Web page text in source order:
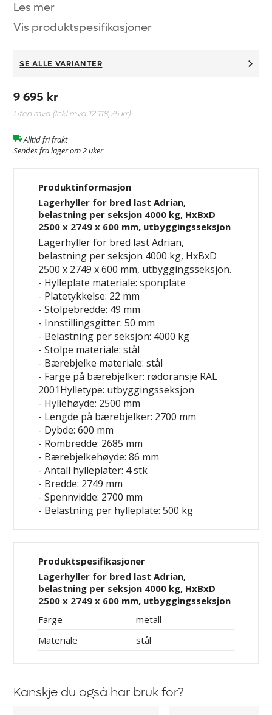
Les mer
Vis produktspesifikasjoner
SE ALLE VARIANTER
9 695 kr
Uten mva (Inkl mva 12 118,75 kr)
Alltid fri frakt
Sendes fra lager om 2 uker
Produktinformasjon
Lagerhyller for bred last Adrian,
belastning per seksjon 4000 kg, HxBxD
2500 x 2749 x 600 mm, utbyggingsseksjon
Lagerhyller for bred last Adrian,
belastning per seksjon 4000 kg, HxBxD
2500 x 2749 x 600 mm, utbyggingsseksjon.
- Hylleplate materiale: sponplate
- Platetykkelse: 22 mm
- Stolpebredde: 49 mm
- Innstillingsgitter: 50 mm
- Belastning per seksjon: 4000 kg
- Stolpe materiale: stål
- Bærebjelke materiale: stål
- Farge på bærebjelker: rødoransje RAL
2001Hylletype: utbyggingsseksjon
- Hyllehøyde: 2500 mm
- Lengde på bærebjelker: 2700 mm
- Dybde: 600 mm
- Rombredde: 2685 mm
- Bærebjelkehøyde: 86 mm
- Antall hylleplater: 4 stk
- Bredde: 2749 mm
- Spennvidde: 2700 mm
- Belastning per hylleplate: 500 kg
Produktspesifikasjoner
Lagerhyller for bred last Adrian,
belastning per seksjon 4000 kg, HxBxD
2500 x 2749 x 600 mm, utbyggingsseksjon
Farge
metall
Materiale
stål
Kanskje du også har bruk for?